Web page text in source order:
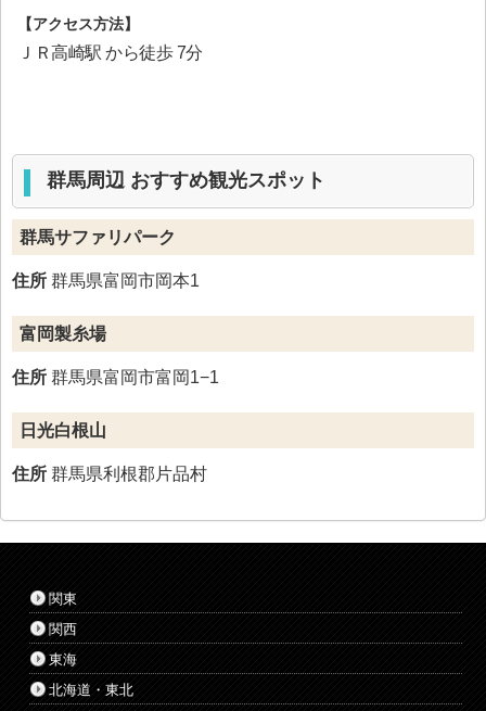
【アクセス方法】
ＪＲ高崎駅 から徒歩 7分
群馬周辺 おすすめ観光スポット
群馬サファリパーク
住所 群馬県富岡市岡本1
富岡製糸場
住所 群馬県富岡市富岡1−1
日光白根山
住所 群馬県利根郡片品村
関東
関西
東海
北海道・東北